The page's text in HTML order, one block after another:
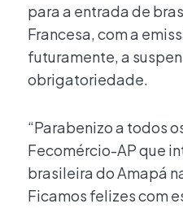
para a entrada de
Francesa, com a
futuramente, a
obrigatoriedade.
“Parabenizo a todos
Fecomércio-AP que
brasileira do Amapá
Ficamos felizes com